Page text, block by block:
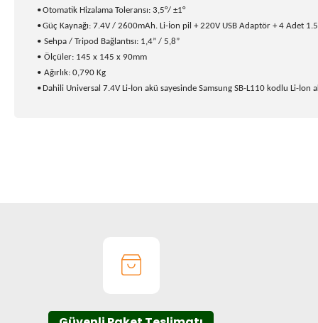
•Otomatik Hizalama Toleransı: 3,5°/ ±1°
•Güç Kaynağı: 7.4V / 2600mAh. Li-İon pil + 220V USB Adaptör + 4 Adet
• Sehpa / Tripod Bağlantısı: 1,4” / 5,8”
• Ölçüler: 145 x 145 x 90mm
• Ağırlık: 0,790 Kg
•Dahili Universal 7.4V Li-İon akü sayesinde Samsung SB-L110 kodlu Li-İon
Ürün fiyatı diğer sitelerden daha pahalı.